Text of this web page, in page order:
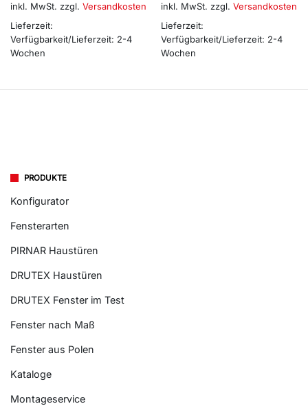
inkl. MwSt. zzgl. Versandkosten
Lieferzeit:
Verfügbarkeit/Lieferzeit: 2-4
Wochen
inkl. MwSt. zzgl. Versandkosten
Lieferzeit:
Verfügbarkeit/Lieferzeit: 2-4
Wochen
PRODUKTE
Konfigurator
Fensterarten
PIRNAR Haustüren
DRUTEX Haustüren
DRUTEX Fenster im Test
Fenster nach Maß
Fenster aus Polen
Kataloge
Montageservice